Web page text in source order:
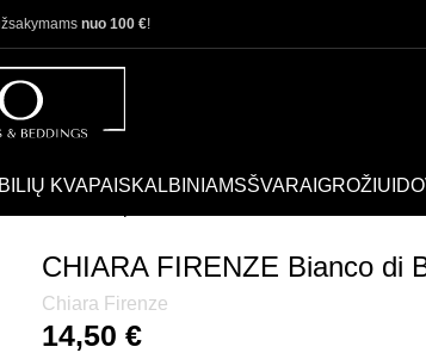
nuo 100 €!
KVAPAI SKALBINIAMSŠVARAI GROŽIUI
CHIARA FIRENZE Bianco di
Chiara Firenze
14,50 €